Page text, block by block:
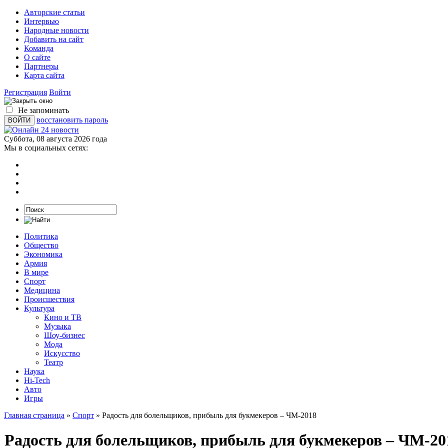
Авторские статьи
Интервью
Народные новости
Добавить на сайт
Команда
О сайте
Партнеры
Карта сайта
Регистрация Войти
Не запоминать
восстановить пароль
Суббота, 08 августа 2026 года
Мы в социальных сетях:
Политика
Общество
Экономика
Армия
В мире
Спорт
Медицина
Происшествия
Культура
Кино и ТВ
Музыка
Шоу-бизнес
Мода
Искусство
Театр
Наука
Hi-Tech
Авто
Игры
Главная страница » Спорт » Радость для болельщиков, прибыль для букмекеров – ЧМ-2018
Радость для болельщиков, прибыль для букмекеров – ЧМ-